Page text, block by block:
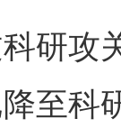
攻关
至科